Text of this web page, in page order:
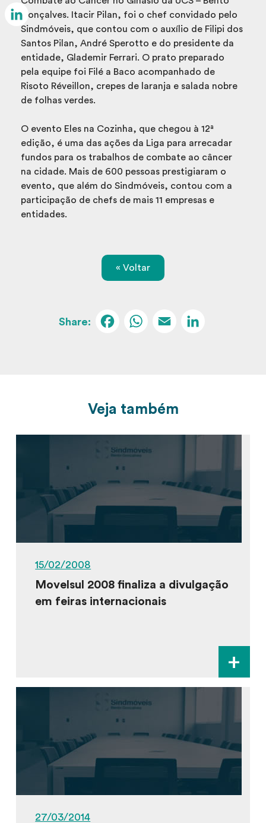
Gonçalves. Itacir Pilan, foi o chef convidado pelo
Sindmóveis, que contou com o auxílio de Filipi dos
Santos Pilan, André Sperotto e do presidente da
entidade, Glademir Ferrari. O prato preparado
pela equipe foi Filé a Baco acompanhado de
Risoto Réveillon, crepes de laranja e salada nobre
de folhas verdes.
O evento Eles na Cozinha, que chegou à 12ª
edição, é uma das ações da Liga para arrecadar
fundos para os trabalhos de combate ao câncer
na cidade. Mais de 600 pessoas prestigiaram o
evento, que além do Sindmóveis, contou com a
participação de chefs de mais 11 empresas e
entidades.
« Voltar
Facebook
WhatsApp
Email
Veja também
15/02/2008
Movelsul 2008 finaliza a divulgação
em feiras internacionais
+
27/03/2014
Email